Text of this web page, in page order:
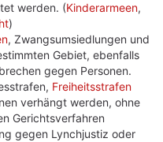
werden. (Kinderarmeen,
)
, Zwangsumsiedlungen und
Gebiet, ebenfalls
gegen Personen.
Freiheitsstrafen
verhängt werden, ohne
Gerichtsverfahren
gegen Lynchjustiz oder